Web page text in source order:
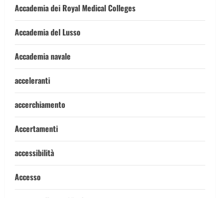
Accademia dei Royal Medical Colleges
Accademia del Lusso
Accademia navale
acceleranti
accerchiamento
Accertamenti
accessibilità
Accesso